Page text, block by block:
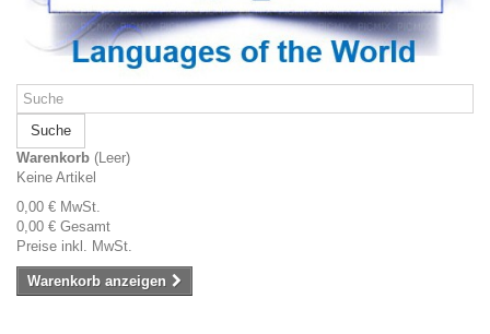
Suche
Warenkorb (Leer)
Keine Artikel
0,00 € MwSt.
0,00 € Gesamt
Preise inkl. MwSt.
Warenkorb anzeigen